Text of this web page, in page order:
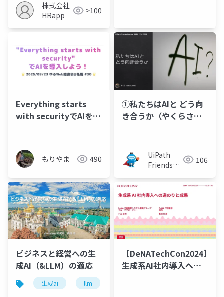
株式会社
HRapp
>100
Everything starts
with securityでAIを導
もりやま 490
①私たちはAIと どう向
き合うか（やくらさ
UiPath
Friends
106
ビジネスと経営への生
成AI（&LLM）の適応
生成ai llm
【DeNATechCon2024】
生成系AI社内導入への